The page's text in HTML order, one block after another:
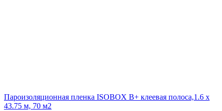
Пароизоляционная пленка ISOBOX В+ клеевая полоса,1.6 x
43.75 м, 70 м2